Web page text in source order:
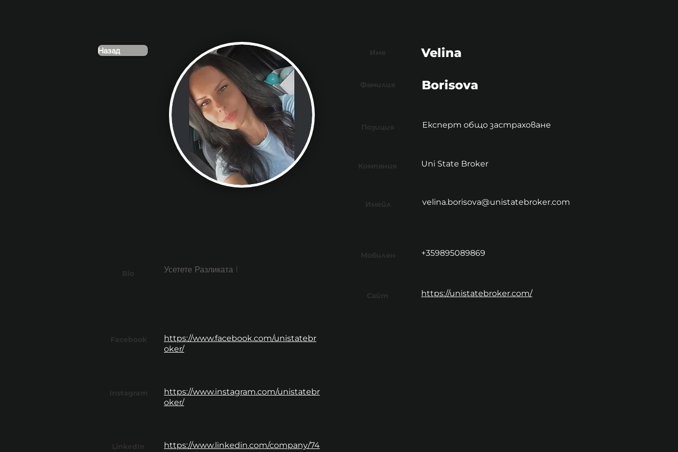
Назад
Bio
Facebook
Instagram
LinkedIn
Усетете Разликата !
https://www.facebook.com/unistatebr
oker/
https://www.instagram.com/unistatebr
oker/
https://www.linkedin.com/company/74
Име Velina
Фамилия Borisova
Позиция Експерт общо застраховане
Компания Uni State Broker
Имейл velina.borisova@unistatebroker.com
Мобилен +359895089869
Сайт https://unistatebroker.com/